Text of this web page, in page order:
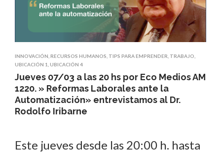
INNOVACIÓN RECURSOS HUMANOS TIPS PARA EMPRENDER TRABAJO
UBICACIÓN 1 UBICACIÓN 4
Jueves 07/03 a las 20 hs por Eco Medios AM
1220. » Reformas Laborales ante la
Automatización» entrevistamos al Dr.
Rodolfo Iribarne
Este jueves desde las 20:00 h. hasta